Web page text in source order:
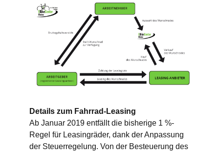
Details zum Fahrrad-Leasing
Ab Januar 2019 entfällt die bisherige 1 %-
Regel für Leasingräder, dank der Anpassung
der Steuerregelung. Von der Besteuerung des